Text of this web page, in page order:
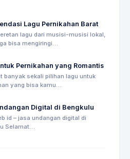
Lagu Pernikahan Barat
lagu dari musisi-musisi lokal,
bisa mengiringi…
Pernikahan yang Romantis
banyak sekali pilihan lagu untuk
yang bisa kamu…
Digital di Bengkulu
id – jasa undangan digital di
Selamat…